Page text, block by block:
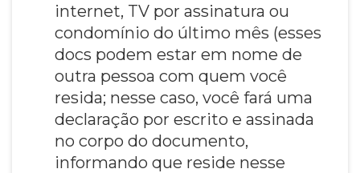
internet, TV por assinatura ou
condomínio do último mês (esses
docs podem estar em nome de
outra pessoa com quem você
resida; nesse caso, você fará uma
declaração por escrito e assinada
no corpo do documento,
informando que reside nesse